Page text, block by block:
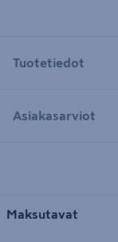
Tuotetiedot
Asiakasarviot
Maksutavat